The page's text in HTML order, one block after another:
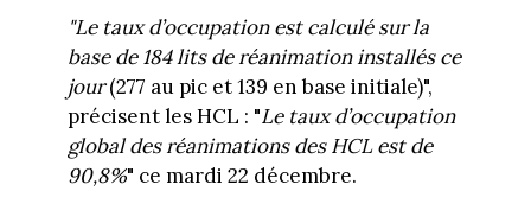
"Le taux d’occupation est calculé sur la
base de 184 lits de réanimation installés ce
jour(277 au pic et 139 en base initiale)",
précisent les HCL : "Le taux d’occupation
global des réanimations des HCL est de
90,8%" ce mardi 22 décembre.